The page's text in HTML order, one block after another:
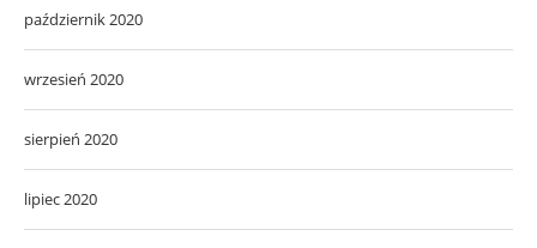
październik 2020
wrzesień 2020
sierpień 2020
lipiec 2020